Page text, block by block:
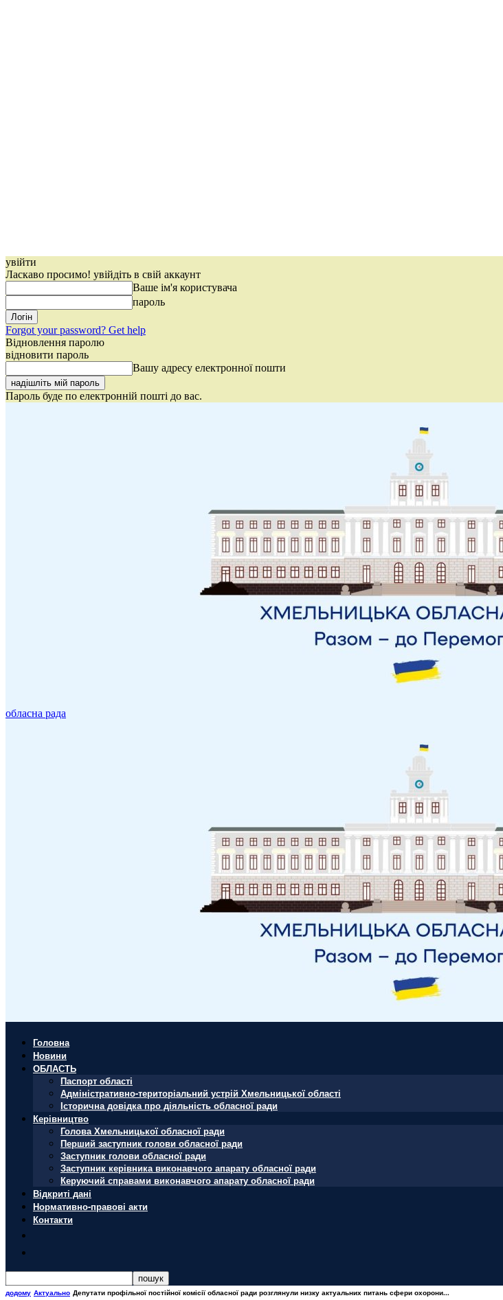
увійти
Ласкаво просимо! увійдіть в свій аккаунт
Ваше ім'я користувача
пароль
Forgot your password? Get help
Відновлення паролю
відновити пароль
Вашу адресу електронної пошти
Пароль буде по електронній пошті до вас.
обласна рада
Головна
Новини
ОБЛАСТЬ
Паспорт області
Адміністративно-територіальний устрій Хмельницької області
Історична довідка про діяльність обласної ради
Керівництво
Голова Хмельницької обласної ради
Перший заступник голови обласної ради
Заступник голови обласної ради
Заступник керівника виконавчого апарату обласної ради
Керуючий справами виконавчого апарату обласної ради
Відкриті дані
Нормативно-правові акти
Контакти
додому Актуально Депутати профільної постійної комісії обласної ради розглянули низку актуальних питань сфери охорони...